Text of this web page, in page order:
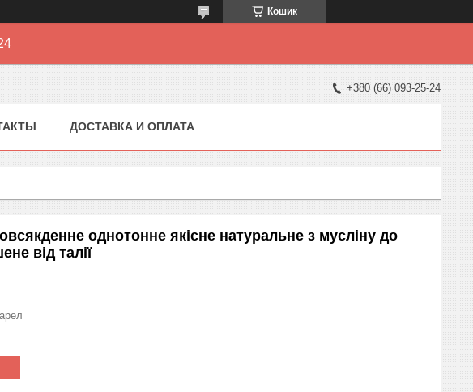
Кошик
+380 (66) 093-25-24
ДОСТАВКА И ОПЛАТА
однотонне якісне натуральне з мусліну до
від талії